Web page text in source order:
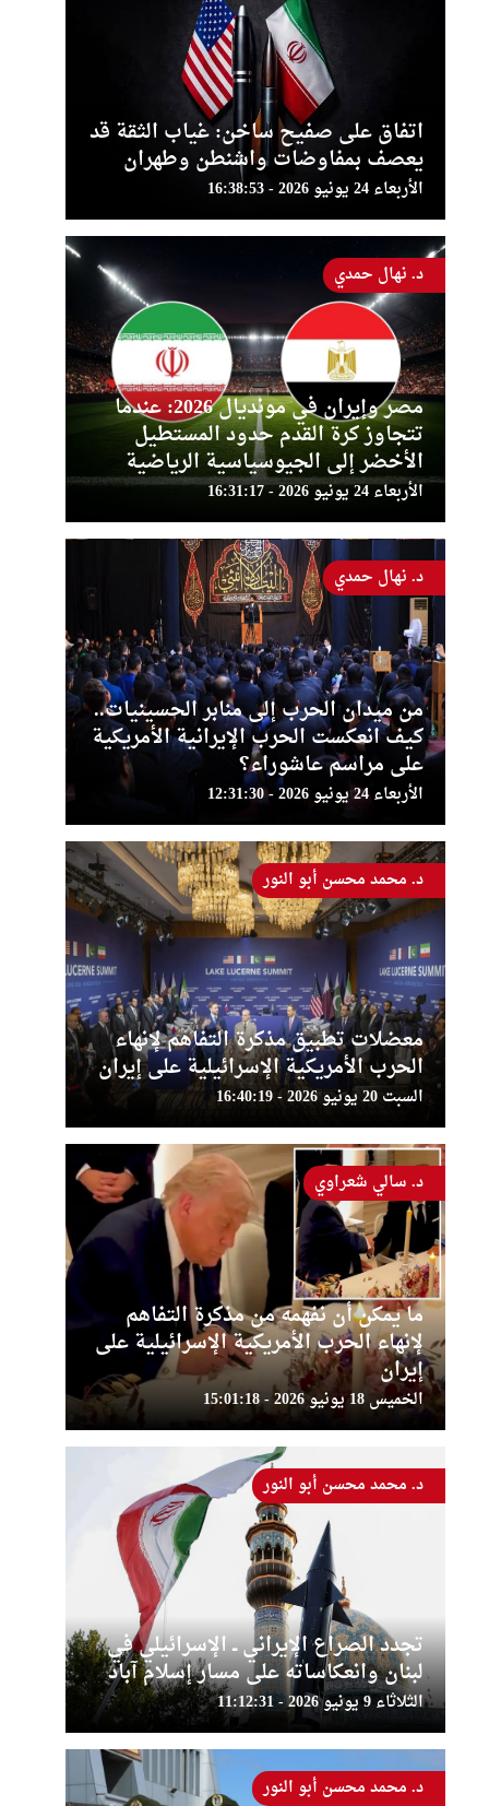
اتفاق على صفيح ساخن: غياب الثقة قد
يعصف بمفاوضات واشنطن وطهران
الأربعاء 24 يونيو 2026 - 16:38:53
مصر وإيران في مونديال 2026: عندما
تتجاوز كرة القدم حدود المستطيل
الأخضر إلى الجيوسياسية الرياضية
الأربعاء 24 يونيو 2026 - 16:31:17
د. نهال حمدي
من ميدان الحرب إلى منابر الحسينيات..
كيف انعكست الحرب الإيرانية الأمريكية
على مراسم عاشوراء؟
الأربعاء 24 يونيو 2026 - 12:31:30
د. نهال حمدي
معضلات تطبيق مذكرة التفاهم لإنهاء
الحرب الأمريكية الإسرائيلية على إيران
السبت 20 يونيو 2026 - 16:40:19
د. محمد محسن أبو النور
ما يمكن أن نفهمه من مذكرة التفاهم
لإنهاء الحرب الأمريكية الإسرائيلية على
إيران
الخميس 18 يونيو 2026 - 15:01:18
د. سالي شعراوي
تجدد الصراع الإيراني ــ الإسرائيلي في
لبنان وانعكاساته على مسار إسلام آباد
الثلاثاء 9 يونيو 2026 - 11:12:31
د. محمد محسن أبو النور
د. محمد محسن أبو النور